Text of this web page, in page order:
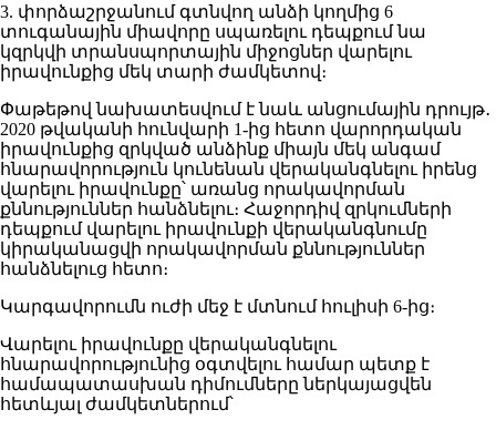
3. փորձաշրջանում գտնվող անձի կողմից 6
տուգանային միավորը սպառելու դեպքում նա
կզրկվի տրանսպորտային միջոցներ վարելու
իրավունքից մեկ տարի ժամկետով։
Փաթեթով նախատեսվում է նաև անցումային դրույթ․
2020 թվականի հունվարի 1-ից հետո վարորդական
իրավունքից զրկված անձինք միայն մեկ անգամ
հնարավորություն կունենան վերականգնելու իրենց
վարելու իրավունքը՝ առանց որակավորման
քննություններ հանձնելու։ Հաջորդիվ զրկումների
դեպքում վարելու իրավունքի վերականգնումը
կիրականացվի որակավորման քննություններ
հանձնելուց հետո։
Կարգավորումն ուժի մեջ է մտնում հուլիսի 6-ից։
Վարելու իրավունքը վերականգնելու
հնարավորությունից օգտվելու համար պետք է
համապատասխան դիմումները ներկայացվեն
հետևյալ ժամկետներում՝